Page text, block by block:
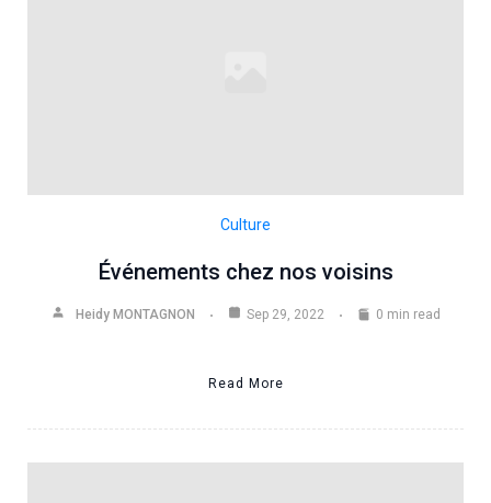
Culture
Événements chez nos voisins
Heidy MONTAGNON Sep 29, 2022 0 min read
Read More